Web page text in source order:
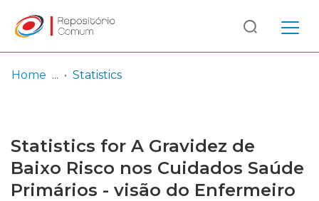
Browse repository
Entities
Log
In
(current)
Home Statistics
Statistics for A Gravidez de
Baixo Risco nos Cuidados Saúde
Primários - visão do Enfermeiro